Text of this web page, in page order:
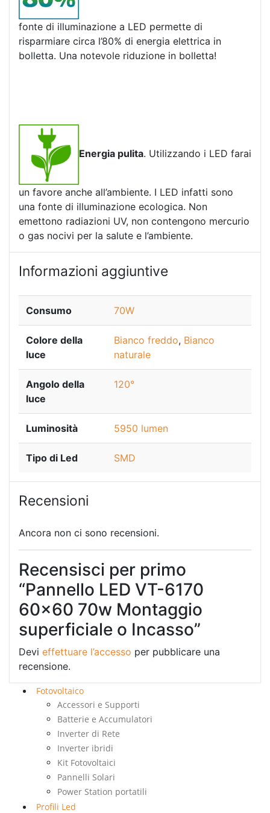
fonte di illuminazione a LED permette di
risparmiare circa l’80% di energia elettrica in
bolletta. Una notevole riduzione in bolletta!
Energia pulita. Utilizzando i LED farai
un favore anche all’ambiente. I LED infatti sono
una fonte di illuminazione ecologica. Non
emettono radiazioni UV, non contengono mercurio
o gas nocivi per la salute e l’ambiente.
Informazioni aggiuntive
Consumo 70W
Colore della
luce
Bianco freddo, Bianco
naturale
Angolo della
luce
120°
Luminosità 5950 lumen
Tipo di Led SMD
Recensioni
Ancora non ci sono recensioni.
Recensisci per primo
“Pannello LED VT-6170
60×60 70w Montaggio
superficiale o Incasso”
Devi effettuare l’accesso per pubblicare una
recensione.
Fotovoltaico
Accessori e Supporti
Batterie e Accumulatori
Inverter di Rete
Inverter ibridi
Kit Fotovoltaici
Pannelli Solari
Power Station portatili
Profili Led